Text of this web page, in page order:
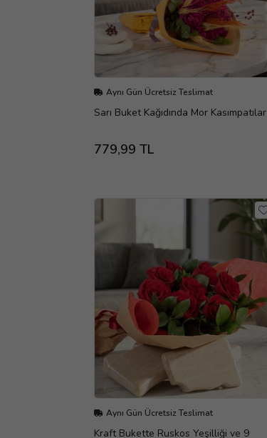
Aynı Gün Ücretsiz Teslimat
Sarı Buket Kağıdında Mor Kasımpatılar
779,99 TL
Aynı Gün Ücretsiz Teslimat
Kraft Bukette Ruskos Yeşilliği ve 9